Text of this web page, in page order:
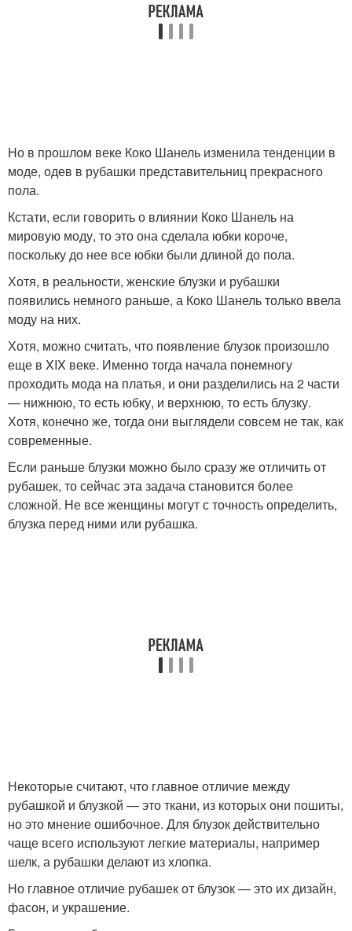
Но в прошлом веке Коко Шанель изменила тенденции в
моде, одев в рубашки представительниц прекрасного
пола.
Кстати, если говорить о влиянии Коко Шанель на
мировую моду, то это она сделала юбки короче,
поскольку до нее все юбки были длиной до пола.
Хотя, в реальности, женские блузки и рубашки
появились немного раньше, а Коко Шанель только ввела
моду на них.
Хотя, можно считать, что появление блузок произошло
еще в XIX веке. Именно тогда начала понемногу
проходить мода на платья, и они разделились на 2 части
— нижнюю, то есть юбку, и верхнюю, то есть блузку.
Хотя, конечно же, тогда они выглядели совсем не так, как
современные.
Если раньше блузки можно было сразу же отличить от
рубашек, то сейчас эта задача становится более
сложной. Не все женщины могут с точность определить,
блузка перед ними или рубашка.
Некоторые считают, что главное отличие между
рубашкой и блузкой — это ткани, из которых они пошиты,
но это мнение ошибочное. Для блузок действительно
чаще всего используют легкие материалы, например
шелк, а рубашки делают из хлопка.
Но главное отличие рубашек от блузок — это их дизайн,
фасон, и украшение.